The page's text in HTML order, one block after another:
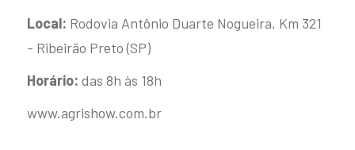
Local: Rodovia Antônio Duarte Nogueira, Km 321
- Ribeirão Preto (SP)
Horário: das 8h às 18h
www.agrishow.com.br